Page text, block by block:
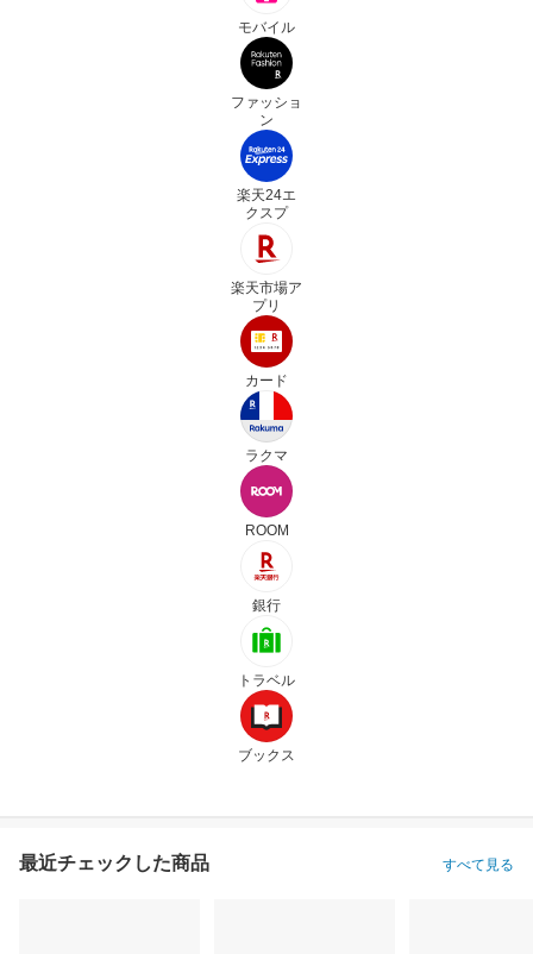
モバイル
ファッショ
ン
楽天24エ
クスプ
楽天市場ア
プリ
カード
ラクマ
ROOM
銀行
トラベル
ブックス
最近チェックした商品 すべて見る